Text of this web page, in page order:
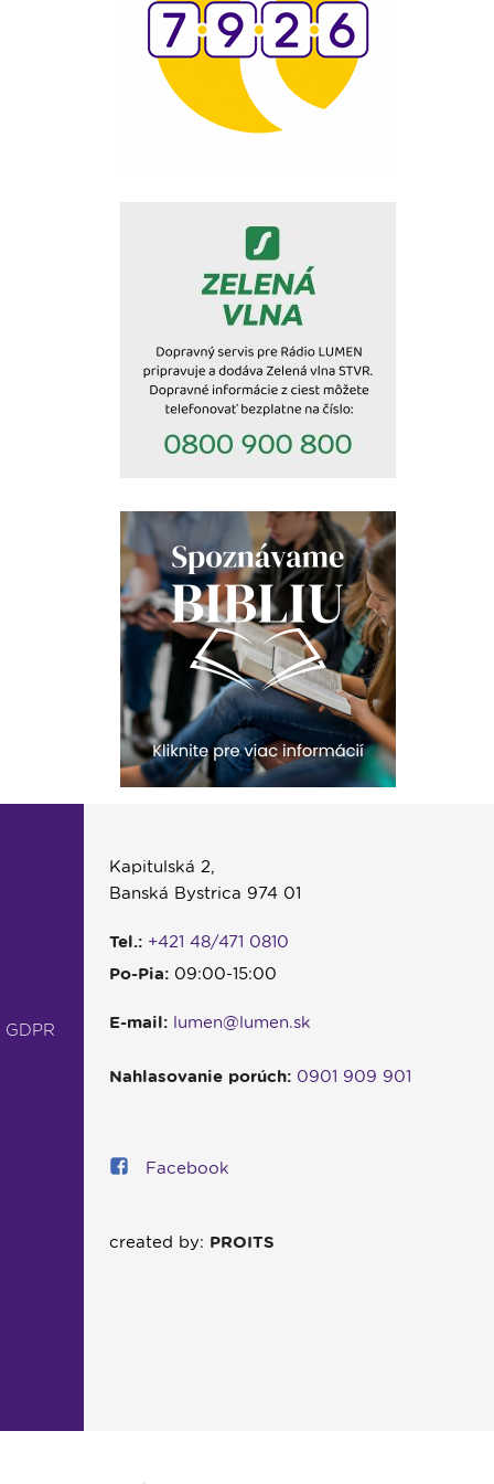
Kapitulská 2,
Banská Bystrica 974 01
Tel.: +421 48/471 0810
Po-Pia:09:00-15:00
E-mail: lumen@lumen.sk
Nahlasovanie porúch: 0901 909 901
Facebook
created by: PROITS